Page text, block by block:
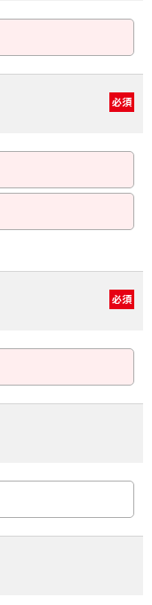
必須
必須